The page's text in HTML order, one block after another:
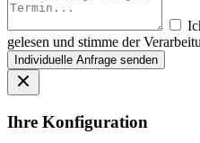
gelesen und stimme der
Individuelle Anfrage senden
Ihre Konfiguration